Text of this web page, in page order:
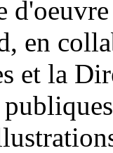
d'oeuvre
en
et la